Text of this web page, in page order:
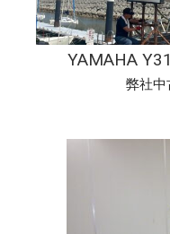
YAMAHA
弊社中